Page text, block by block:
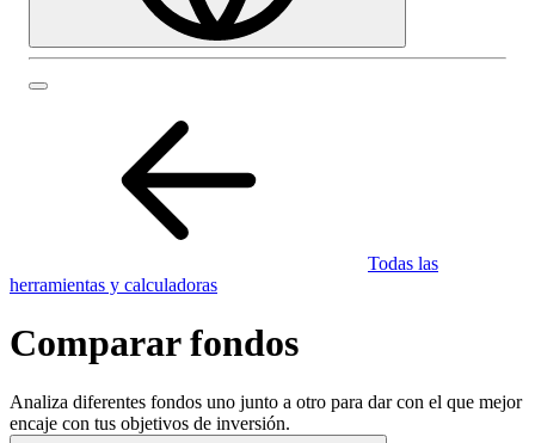
Todas las
herramientas y calculadoras
Comparar fondos
Analiza diferentes fondos uno junto a otro para dar con el que mejor
encaje con tus objetivos de inversión.